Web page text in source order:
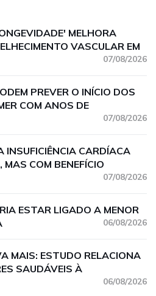
MELHORA
VASCULAR EM
07/08/2026
PREVER O INÍCIO DOS
COM ANOS DE
07/08/2026
INSUFICIÊNCIA CARDÍACA
COM BENEFÍCIO
07/08/2026
ESTAR LIGADO A MENOR
06/08/2026
MAIS: ESTUDO RELACIONA
SAUDÁVEIS À
06/08/2026